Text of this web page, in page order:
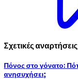
Σχετικές αναρτήσεις
Πόνος στο γόνατο:
ανησυχήσει;